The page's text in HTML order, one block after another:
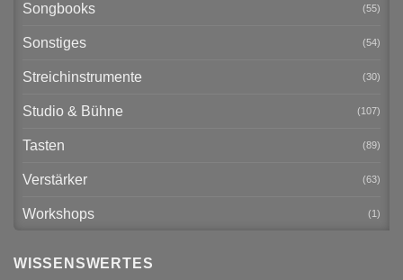
Songbooks (55)
Sonstiges (54)
Streichinstrumente (30)
Studio & Bühne (107)
Tasten (89)
Verstärker (63)
Workshops (1)
WISSENSWERTES